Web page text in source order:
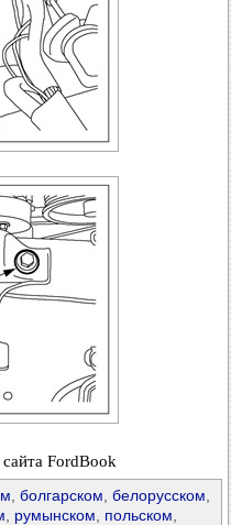
сайта FordBook
болгарском белорусском
румынском польском